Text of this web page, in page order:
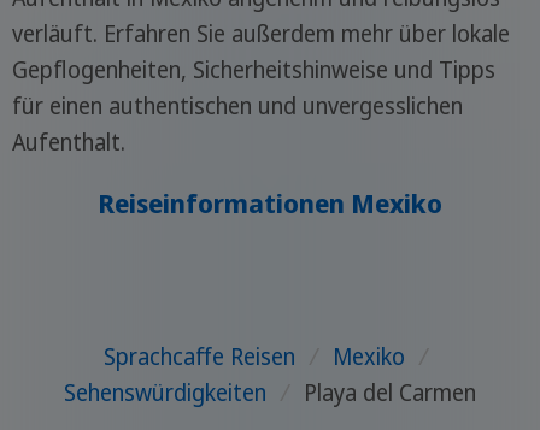
verläuft. Erfahren Sie außerdem mehr über lokale
Gepflogenheiten, Sicherheitshinweise und Tipps
für einen authentischen und unvergesslichen
Aufenthalt.
Reiseinformationen Mexiko
Sprachcaffe Reisen Mexiko
Sehenswürdigkeiten
Playa del Carmen